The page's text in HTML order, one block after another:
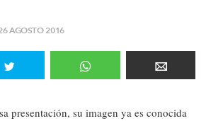
AGOSTO 2016
presentación, su imagen ya es conocida